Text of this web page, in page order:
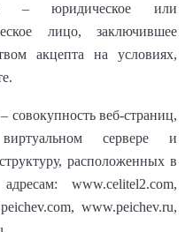
– юридическое или
лицо, заключившее
акцепта на условиях,
совокупность веб-страниц,
сервере и
расположенных в
www.celitel2.com,
www.peichev.ru,